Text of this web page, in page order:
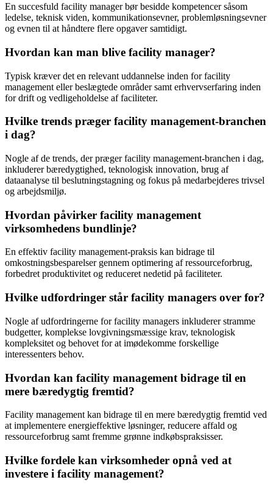
En succesfuld facility manager bør besidde kompetencer såsom
ledelse, teknisk viden, kommunikationsevner, problemløsningsevner
og evnen til at håndtere flere opgaver samtidigt.
Hvordan kan man blive facility manager?
Typisk kræver det en relevant uddannelse inden for facility
management eller beslægtede områder samt erhvervserfaring inden
for drift og vedligeholdelse af faciliteter.
Hvilke trends præger facility management-branchen
i dag?
Nogle af de trends, der præger facility management-branchen i dag,
inkluderer bæredygtighed, teknologisk innovation, brug af
dataanalyse til beslutningstagning og fokus på medarbejderes trivsel
og arbejdsmiljø.
Hvordan påvirker facility management
virksomhedens bundlinje?
En effektiv facility management-praksis kan bidrage til
omkostningsbesparelser gennem optimering af ressourceforbrug,
forbedret produktivitet og reduceret nedetid på faciliteter.
Hvilke udfordringer står facility managers over for?
Nogle af udfordringerne for facility managers inkluderer stramme
budgetter, komplekse lovgivningsmæssige krav, teknologisk
kompleksitet og behovet for at imødekomme forskellige
interessenters behov.
Hvordan kan facility management bidrage til en
mere bæredygtig fremtid?
Facility management kan bidrage til en mere bæredygtig fremtid ved
at implementere energieffektive løsninger, reducere affald og
ressourceforbrug samt fremme grønne indkøbspraksisser.
Hvilke fordele kan virksomheder opnå ved at
investere i facility management?